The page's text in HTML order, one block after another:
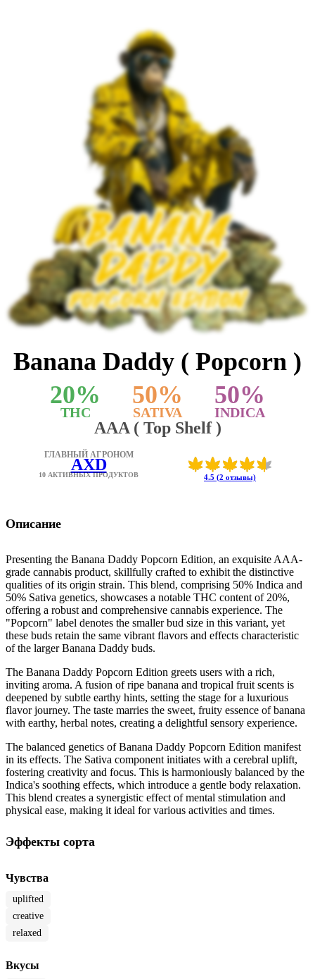
Banana Daddy ( Popcorn )
20%
THC
50%
SATIVA
50%
INDICA
AAA ( Top Shelf )
4.5 (2 отзывы)
ГЛАВНЫЙ АГРОНОМ
AXD
10 АКТИВНЫХ ПРОДУКТОВ
Описание
Presenting the Banana Daddy Popcorn Edition, an exquisite AAA-
grade cannabis product, skillfully crafted to exhibit the distinctive
qualities of its origin strain. This blend, comprising 50% Indica and
50% Sativa genetics, showcases a notable THC content of 20%,
offering a robust and comprehensive cannabis experience. The
"Popcorn" label denotes the smaller bud size in this variant, yet
these buds retain the same vibrant flavors and effects characteristic
of the larger Banana Daddy buds.
The Banana Daddy Popcorn Edition greets users with a rich,
inviting aroma. A fusion of ripe banana and tropical fruit scents is
deepened by subtle earthy hints, setting the stage for a luxurious
flavor journey. The taste marries the sweet, fruity essence of banana
with earthy, herbal notes, creating a delightful sensory experience.
The balanced genetics of Banana Daddy Popcorn Edition manifest
in its effects. The Sativa component initiates with a cerebral uplift,
fostering creativity and focus. This is harmoniously balanced by the
Indica's soothing effects, which introduce a gentle body relaxation.
This blend creates a synergistic effect of mental stimulation and
physical ease, making it ideal for various activities and times.
Эффекты сорта
Чувства
uplifted
creative
relaxed
Вкусы